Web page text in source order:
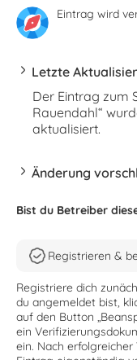
Eintrag wird
Letzte
Der Eintrag zum
Rauendahl“
aktualisiert.
Änderung
Bist du Betreiber
Registrieren &
Registriere dich
du angemeldet bist,
auf den Button
ein
ein. Nach